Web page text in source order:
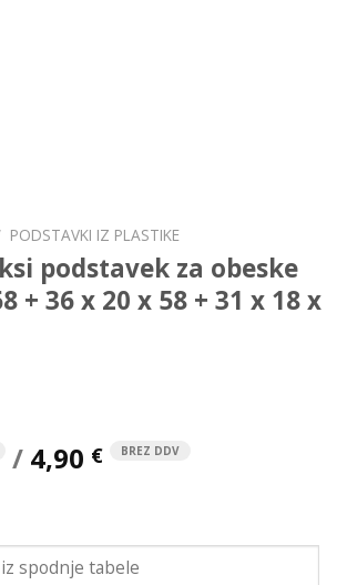
PODSTAVKI IZ PLASTIKE
podstavek za obeske
+ 36 x 20 x 58 + 31 x 18 x
/ 4,90 € BREZ DDV